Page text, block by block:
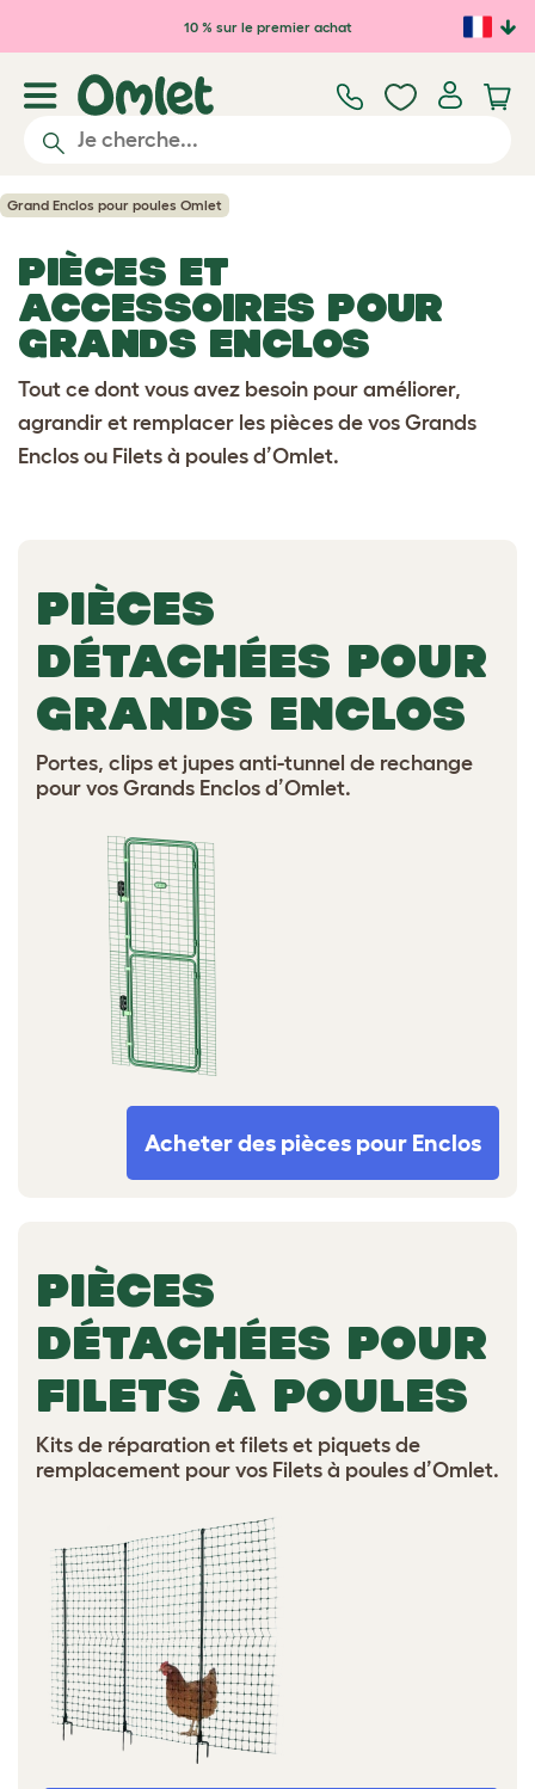
Passer au contenu principal
10 % sur le premier achat
Grand Enclos pour poules Omlet
PIÈCES ET
ACCESSOIRES POUR
GRANDS ENCLOS
Tout ce dont vous avez besoin pour améliorer,
agrandir et remplacer les pièces de vos Grands
Enclos ou Filets à poules d’Omlet.
PIÈCES
DÉTACHÉES POUR
GRANDS ENCLOS
Portes, clips et jupes anti-tunnel de rechange
pour vos Grands Enclos d’Omlet.
Acheter des pièces pour Enclos
PIÈCES
DÉTACHÉES POUR
FILETS À POULES
Kits de réparation et filets et piquets de
remplacement pour vos Filets à poules d’Omlet.